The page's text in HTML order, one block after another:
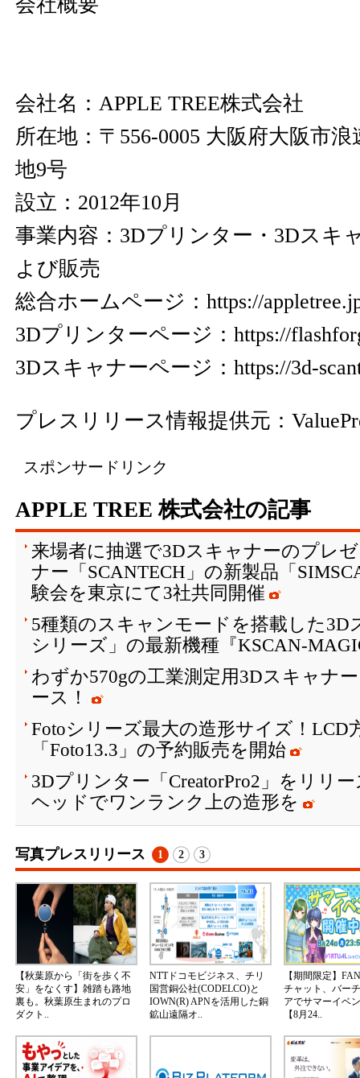
会社名：APPLE TREE株式会社
所在地：〒556-0005 大阪府大阪市
地9号
設立：2012年10月
事業内容：3Dプリンター・3Dスキ
よび販売
総合ホームページ： https://
3Dプリンターページ： https://
3Dスキャナーページ： https://3d-
プレスリリース情報提供元：
スポンサードリンク
APPLE TREE 株式会社の記事
来場者に抽選で3Dスキャナーのプレ
ナー「SCANTECH」の新製品「
験会を東京にて3社共同開催
5種類のスキャンモードを搭載した3D
シリーズ」の最新機種『KSCAN-
わずか570gの工業測定用3Dスキャナ
ース！
Fotoシリーズ最大の造形サイズ！LCD
「Foto13.3」の予約販売を開始
3Dプリンター「CreatorPro2」をリリ
ヘッドでワンランク上の造形を
写真プレスリリース 1 2 3
【秋葉原から「街を歩く不
安」をなくす】雑踏も路地
裏も。秋葉原生まれのプロ
ダクト..
NTTドコモビジネス、チリ
国営銅公社(CODELCO)と
IOWN(R) APNを活用した銅
鉱山遠隔オ..
【期間限定】
チャット、バー
アでサマーイベ
【8月24..